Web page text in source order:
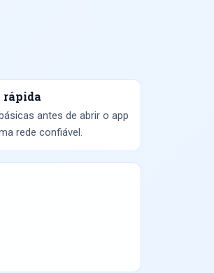
rápida
antes de abrir o app
rede confiável.